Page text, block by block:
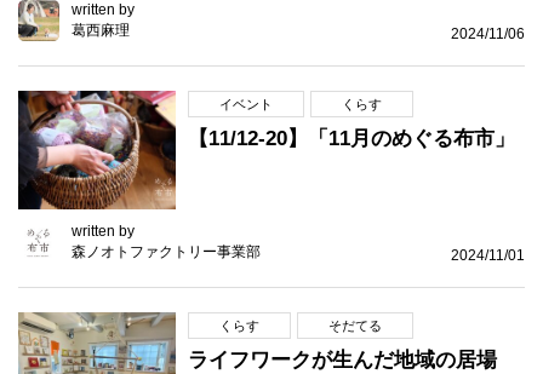
written by
葛西麻理
2024/11/06
イベント くらす
【11/12-20】「11月のめぐる布市」
written by
森ノオトファクトリー事業部
2024/11/01
くらす そだてる
ライフワークが生んだ地域の居場